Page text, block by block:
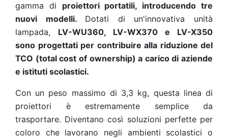
gamma di proiettori portatili, introducendo tre
nuovi modelli. Dotati di un'innovativa unità
lampada, LV-WU360, LV-WX370 e LV-X350
sono progettati per contribuire alla riduzione del
TCO (total cost of ownership) a carico di aziende
e istituti scolastici.
Con un peso massimo di 3,3 kg, questa linea di
proiettori è estremamente semplice da
trasportare. Diventano così soluzioni perfette per
coloro che lavorano negli ambienti scolastici o